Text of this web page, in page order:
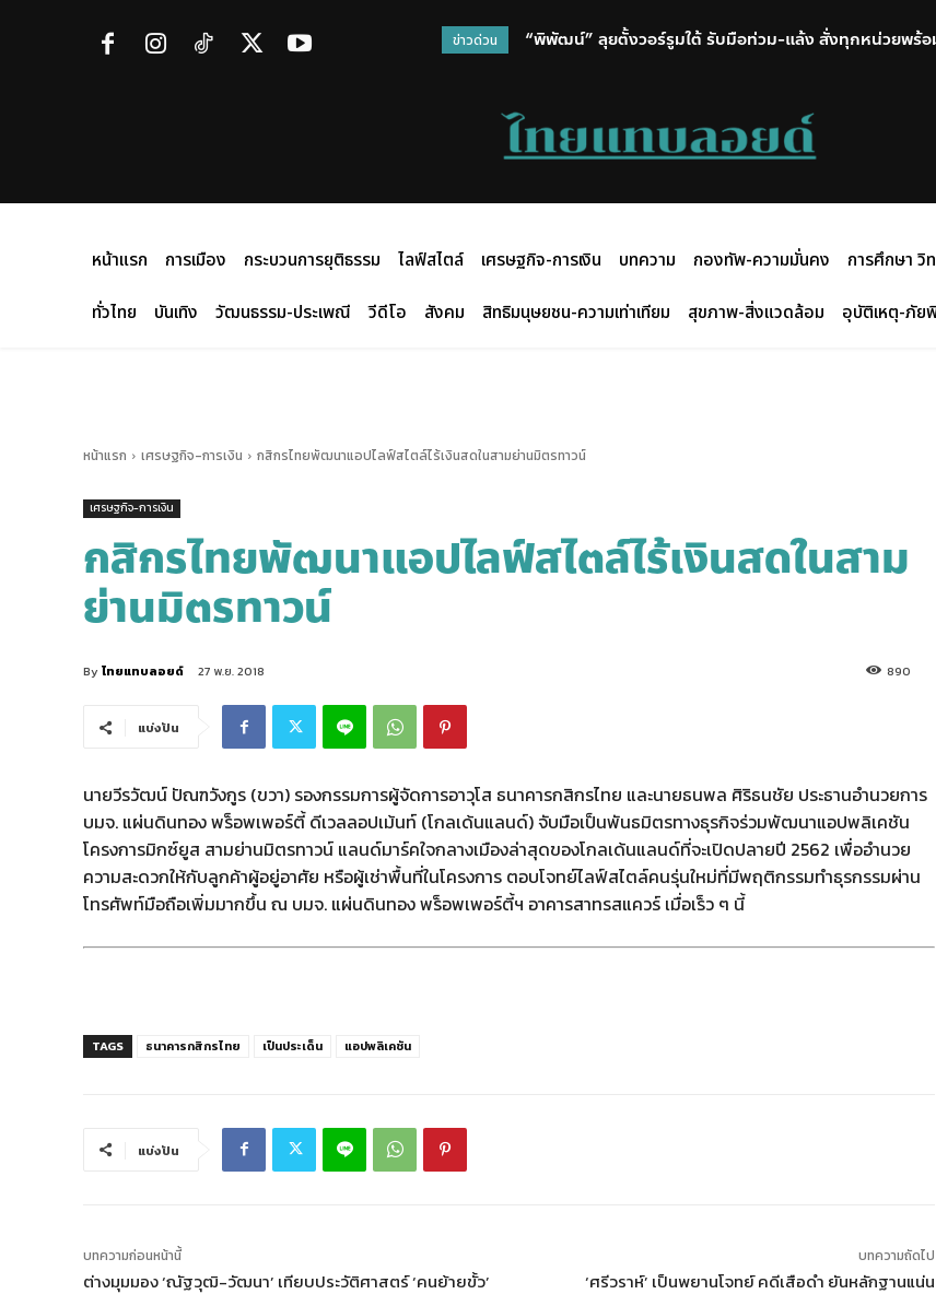
ข่าวด่วน “พิพัฒน์” ลุยตั้งวอร์รูมใต้ รับมือท่วม-แล้ง สั่งทุกหน่วยพร้
หน้าแรก การเมือง กระบวนการยุติธรรม ไลฟ์สไตล์ เศรษฐกิจ-การเงิน บทความ กองทัพ-ความมั่นคง การศึกษา วิ
ทั่วไทย
บันเทิง วัฒนธรรม-ประเพณี วีดีโอ สังคม สิทธิมนุษยชน-ความเท่าเทียม สุขภาพ-สิ่งแวดล้อม อุบัติเหตุ-ภัย
หน้าแรก เศรษฐกิจ-การเงิน กสิกรไทยพัฒนาแอปไลฟ์สไตล์ไร้เงินสดในสามย่านมิตรทาวน์
เศรษฐกิจ-การเงิน
กสิกรไทยพัฒนาแอปไลฟ์สไตล์ไร้เงินสดในสาม
ย่านมิตรทาวน์
By ไทยแทบลอยด์ 27 พ.ย. 2018 890
แบ่งปัน
นายวีรวัฒน์ ปัณฑวังกูร (ขวา) รองกรรมการผู้จัดการอาวุโส ธนาคารกสิกรไทย และนายธนพล ศิริธนชัย ประธานอำนวยการ
บมจ. แผ่นดินทอง พร็อพเพอร์ตี้ ดีเวลลอปเม้นท์ (โกลเด้นแลนด์) จับมือเป็นพันธมิตรทางธุรกิจร่วมพัฒนาแอปพลิเคชัน
โครงการมิกซ์ยูส สามย่านมิตรทาวน์ แลนด์มาร์คใจกลางเมืองล่าสุดของโกลเด้นแลนด์ที่จะเปิดปลายปี 2562 เพื่ออำนวย
ความสะดวกให้กับลูกค้าผู้อยู่อาศัย หรือผู้เช่าพื้นที่ในโครงการ ตอบโจทย์ไลฟ์สไตล์คนรุ่นใหม่ที่มีพฤติกรรมทำธุรกรรมผ่าน
โทรศัพท์มือถือเพิ่มมากขึ้น ณ บมจ. แผ่นดินทอง พร็อพเพอร์ตี้ฯ อาคารสาทรสแควร์ เมื่อเร็ว ๆ นี้
TAGS ธนาคารกสิกรไทย เป็นประเด็น แอปพลิเคชัน
แบ่งปัน
บทความก่อนหน้านี้
ต่างมุมมอง ‘ณัฐวุฒิ-วัฒนา’ เทียบประวัติศาสตร์ ‘คนย้ายขั้ว’
บทความถัดไป
‘ศรีวราห์’ เป็นพยานโจทย์ คดีเสือดำ ยันหลักฐานแน่น